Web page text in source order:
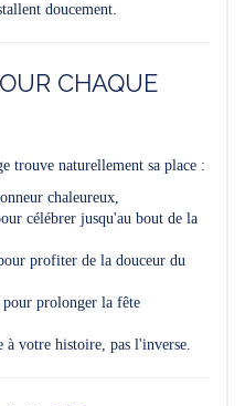
doucement.
CHAQUE
trouve naturellement sa place :
chaleureux,
célébrer jusqu'au bout de la
profiter de la douceur du
pour prolonger la fête
à votre histoire, pas l'inverse.